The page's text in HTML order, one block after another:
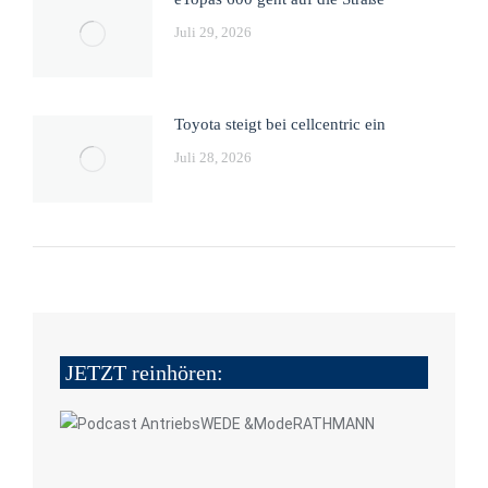
Juli 29, 2026
Toyota steigt bei cellcentric ein
Juli 28, 2026
JETZT reinhören: